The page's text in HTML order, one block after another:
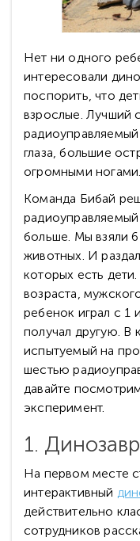
Нет ни одного
интересовали
поспорить, что
взрослые. Лучший
радиоуправляемый
глаза, большие
огромными ногами.
Команда Бибай
больше. Мы взяли
животных. И
которых есть
возраста,
ребенок играл с 1
получал другую. В
испытуемый на
шестью
давайте
эксперимент.
1.
На первом месте
интерактивный
действительно
сотрудников